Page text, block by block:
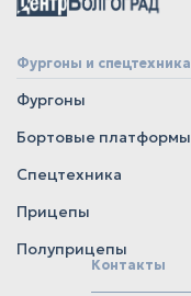
Фургоны и спецтехника
Фургоны
Бортовые платформы
Спецтехника
Прицепы
Полуприцепы
Контакты